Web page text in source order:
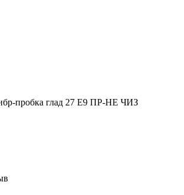
пробка глад 27 Е9 ПР-НЕ ЧИЗ